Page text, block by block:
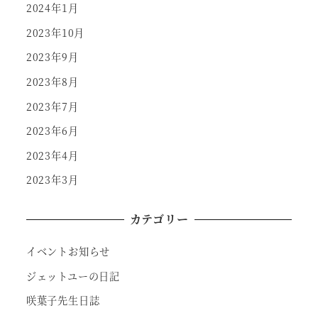
2024年1月
2023年10月
2023年9月
2023年8月
2023年7月
2023年6月
2023年4月
2023年3月
カテゴリー
イベントお知らせ
ジェットユーの日記
咲葉子先生日誌